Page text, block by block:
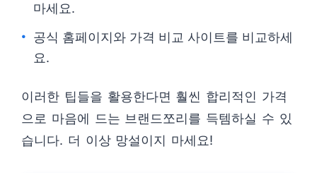
마세요.
공식 홈페이지와 가격 비교 사이트를 비교하세
요.
이러한 팁들을 활용한다면 훨씬 합리적인 가격
으로 마음에 드는 브랜드쪼리를 득템하실 수 있
습니다. 더 이상 망설이지 마세요!